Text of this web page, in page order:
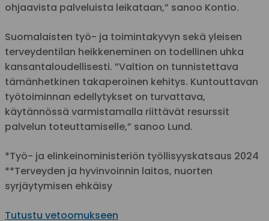
ohjaavista palveluista leikataan,” sanoo Kontio.
Suomalaisten työ- ja toimintakyvyn sekä yleisen
terveydentilan heikkeneminen on todellinen uhka
kansantaloudellisesti. ”Valtion on tunnistettava
tämänhetkinen takaperoinen kehitys. Kuntouttavan
työtoiminnan edellytykset on turvattava,
käytännössä varmistamalla riittävät resurssit
palvelun toteuttamiselle,” sanoo Lund.
*Työ- ja elinkeinoministeriön työllisyyskatsaus 2024
**Terveyden ja hyvinvoinnin laitos, nuorten
syrjäytymisen ehkäisy
Tutustu vetoomukseen